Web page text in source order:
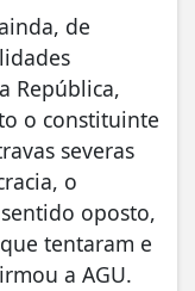
de
República,
o constituinte
severas
o
oposto,
tentaram e
a AGU.